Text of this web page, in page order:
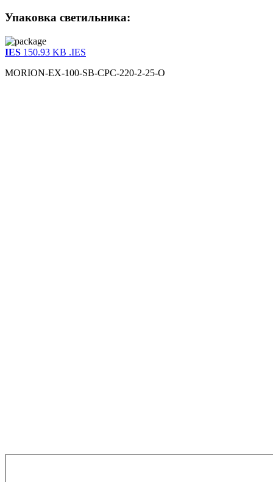
Упаковка светильника:
IES 150.93 KB .IES
MORION-EX-100-SB-CPC-220-2-25-О